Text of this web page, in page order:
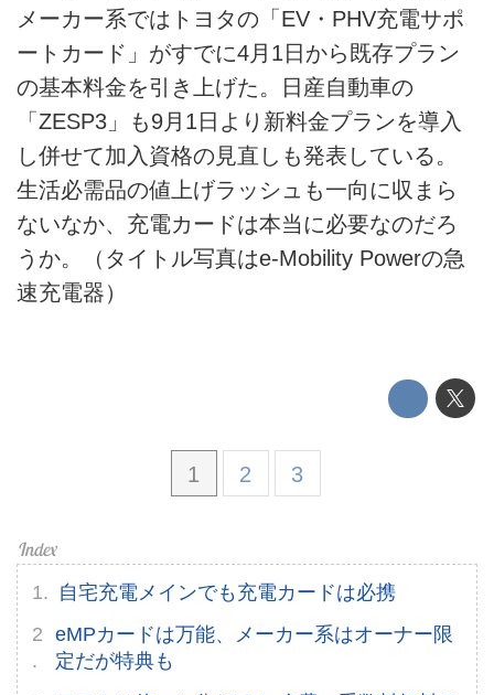
このメディアについて
運営会社
利用規約
プライバシーポリシー
ライター名簿
お問い合せ
メーカー系ではトヨタの「EV・PHV充電サポ
ートカード」がすでに4月1日から既存プラン
の基本料金を引き上げた。日産自動車の
「ZESP3」も9月1日より新料金プランを導入
し併せて加入資格の見直しも発表している。
生活必需品の値上げラッシュも一向に収まら
ないなか、充電カードは本当に必要なのだろ
うか。（タイトル写真はe-Mobility Powerの急
速充電器）
1 2 3
自宅充電メインでも充電カードは必携
eMPカードは万能、メーカー系はオーナー限
定だが特典も